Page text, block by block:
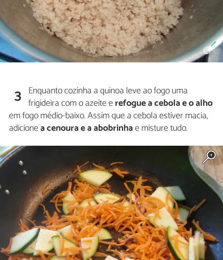
3 Enquanto cozinha a quinoa leve ao fogo uma
frigideira com o azeite erefogue a cebola e o alho
em fogo médio-baixo. Assim que a cebola estiver macia,
adicionea cenoura e a abobrinhae misture tudo.